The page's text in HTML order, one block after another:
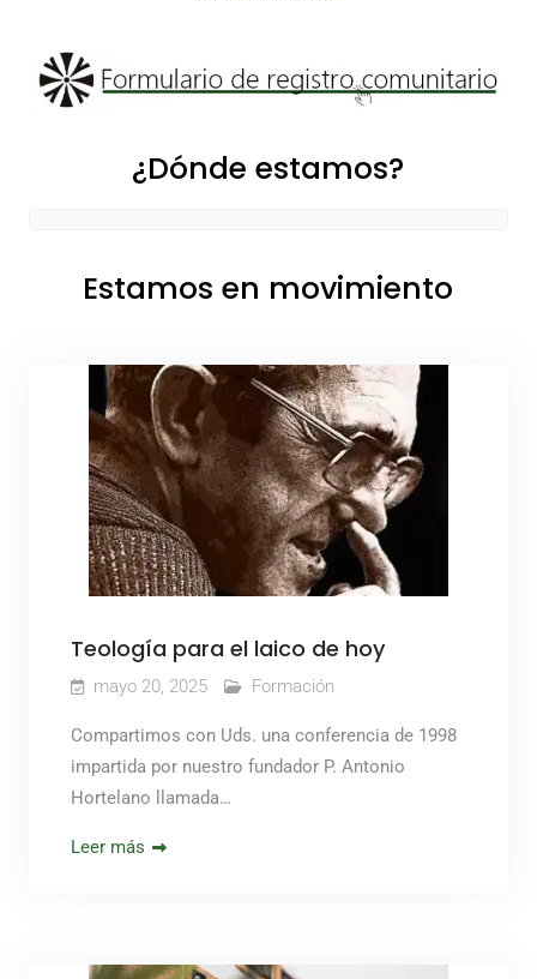
¿Dónde estamos?
Estamos en movimiento
Teología para el laico de hoy
mayo 20, 2025 Formación
Compartimos con Uds. una conferencia de 1998
impartida por nuestro fundador P. Antonio
Hortelano llamada…
Leer más